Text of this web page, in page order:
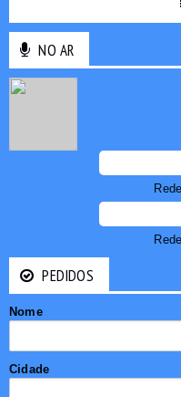
NO AR
PEDIDOS
Nome
Cidade